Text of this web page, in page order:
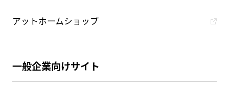
アットホームショップ
一般企業向けサイト